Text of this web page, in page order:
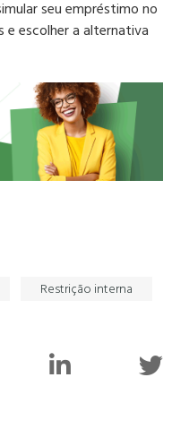
seu empréstimo no
escolher a alternativa
Restrição interna